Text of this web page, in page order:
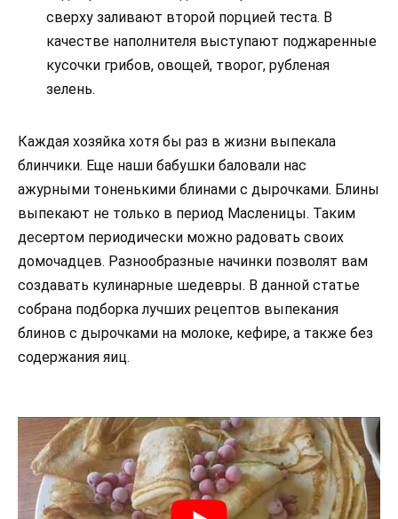
сверху заливают второй порцией теста. В
качестве наполнителя выступают поджаренные
кусочки грибов, овощей, творог, рубленая
зелень.
Каждая хозяйка хотя бы раз в жизни выпекала
блинчики. Еще наши бабушки баловали нас
ажурными тоненькими блинами с дырочками. Блины
выпекают не только в период Масленицы. Таким
десертом периодически можно радовать своих
домочадцев. Разнообразные начинки позволят вам
создавать кулинарные шедевры. В данной статье
собрана подборка лучших рецептов выпекания
блинов с дырочками на молоке, кефире, а также без
содержания яиц.